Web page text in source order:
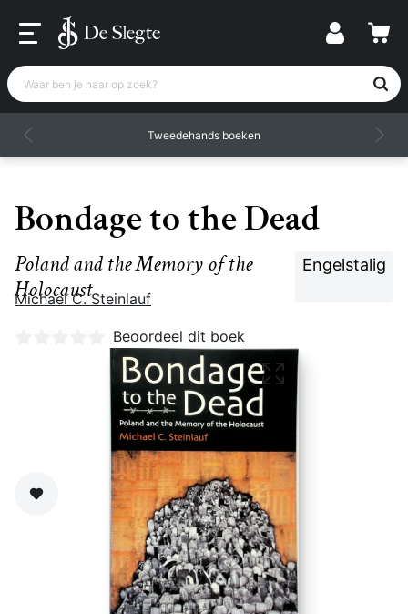
Waar ben je naar op zoek?
Tweedehands boeken
Bondage to the Dead
Poland and the Memory of the
Holocaust
Engelstalig
Michael C. Steinlauf
Nog geen beoordelingen
Beoordeel dit boek
Zet op verlanglijst